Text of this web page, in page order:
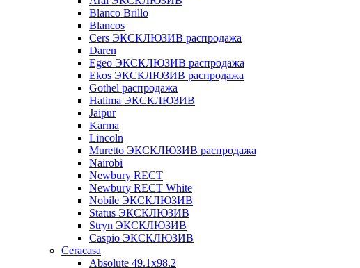
Blanco Brillo
Blancos
Cers ЭКСКЛЮЗИВ распродажа
Daren
Egeo ЭКСКЛЮЗИВ распродажа
Ekos ЭКСКЛЮЗИВ распродажа
Gothel распродажа
Halima ЭКСКЛЮЗИВ
Jaipur
Karma
Lincoln
Muretto ЭКСКЛЮЗИВ распродажа
Nairobi
Newbury RECT
Newbury RECT White
Nobile ЭКСКЛЮЗИВ
Status ЭКСКЛЮЗИВ
Stryn ЭКСКЛЮЗИВ
Сaspio ЭКСКЛЮЗИВ
Ceracasa
Absolute 49.1x98.2